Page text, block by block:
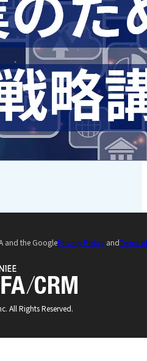
All Rights Reserved.
and the GooglePrivacy Policy andTerms